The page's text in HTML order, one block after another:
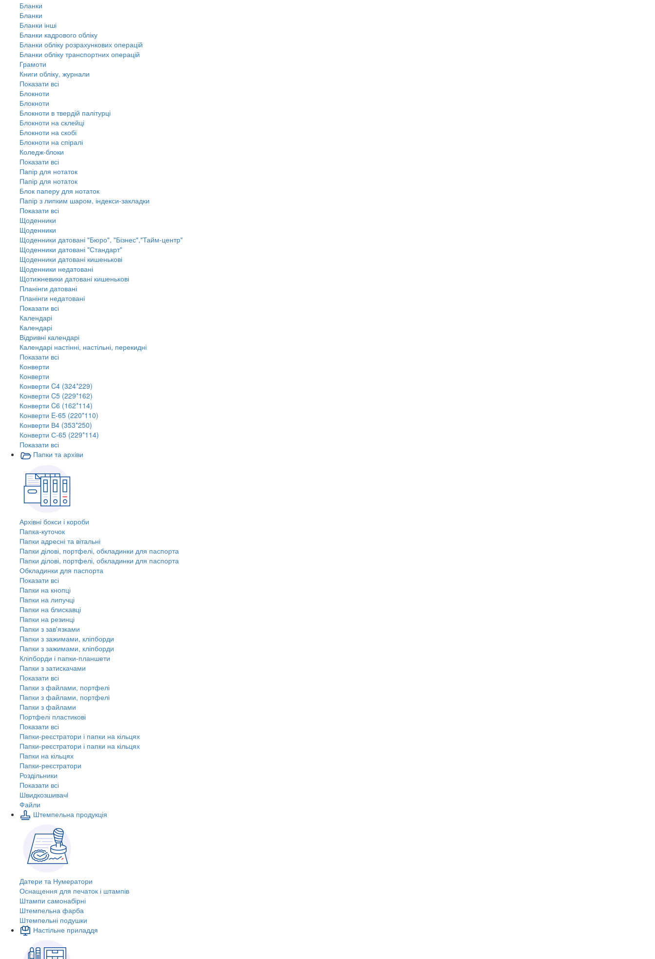
Бланки
Бланки
Бланки інші
Бланки кадрового обліку
Бланки обліку розрахункових операцій
Бланки обліку транспортних операцій
Грамоти
Книги обліку, журнали
Показати всі
Блокноти
Блокноти
Блокноти в твердій палітурці
Блокноти на склейці
Блокноти на скобі
Блокноти на спіралі
Коледж-блоки
Показати всі
Папір для нотаток
Папір для нотаток
Блок паперу для нотаток
Папір з липким шаром, індекси-закладки
Показати всі
Щоденники
Щоденники
Щоденники датовані "Бюро", "Бізнес","Тайм-центр"
Щоденники датовані "Стандарт"
Щоденники датовані кишенькові
Щоденники недатовані
Щотижневики датовані кишенькові
Планінги датовані
Планінги недатовані
Показати всі
Календарі
Календарі
Відривні календарі
Календарі настінні, настільні, перекидні
Показати всі
Конверти
Конверти
Конверти C4 (324*229)
Конверти C5 (229*162)
Конверти C6 (162*114)
Конверти E-65 (220*110)
Конверти В4 (353*250)
Конверти С-65 (229*114)
Показати всі
Папки та архіви
Архівні бокси і короби
Папка-куточок
Папки адресні та вітальні
Папки ділові, портфелі, обкладинки для паспорта
Папки ділові, портфелі, обкладинки для паспорта
Обкладинки для паспорта
Показати всі
Папки на кнопці
Папки на липучці
Папки на блискавці
Папки на резинці
Папки з зав'язками
Папки з зажимами, кліпборди
Папки з зажимами, кліпборди
Кліпборди і папки-планшети
Папки з затискачами
Показати всі
Папки з файлами, портфелі
Папки з файлами, портфелі
Папки з файлами
Портфелі пластикові
Показати всі
Папки-реєстратори і папки на кільцях
Папки-реєстратори і папки на кільцях
Папки на кільцях
Папки-реєстратори
Роздільники
Показати всі
Швидкозшивачi
Файли
Штемпельна продукція
Датери та Нумератори
Оснащення для печаток і штампів
Штампи самонабірні
Штемпельна фарба
Штемпельні подушки
Настільне приладдя